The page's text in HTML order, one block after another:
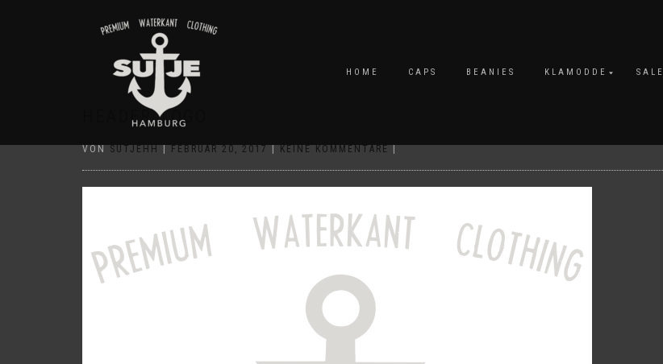
HOME CAPS BEANIES KLAMODDE SALE
HEADER_LOGO
VON SUTJEHH FEBRUAR 20, 2017 KEINE KOMMENTARE